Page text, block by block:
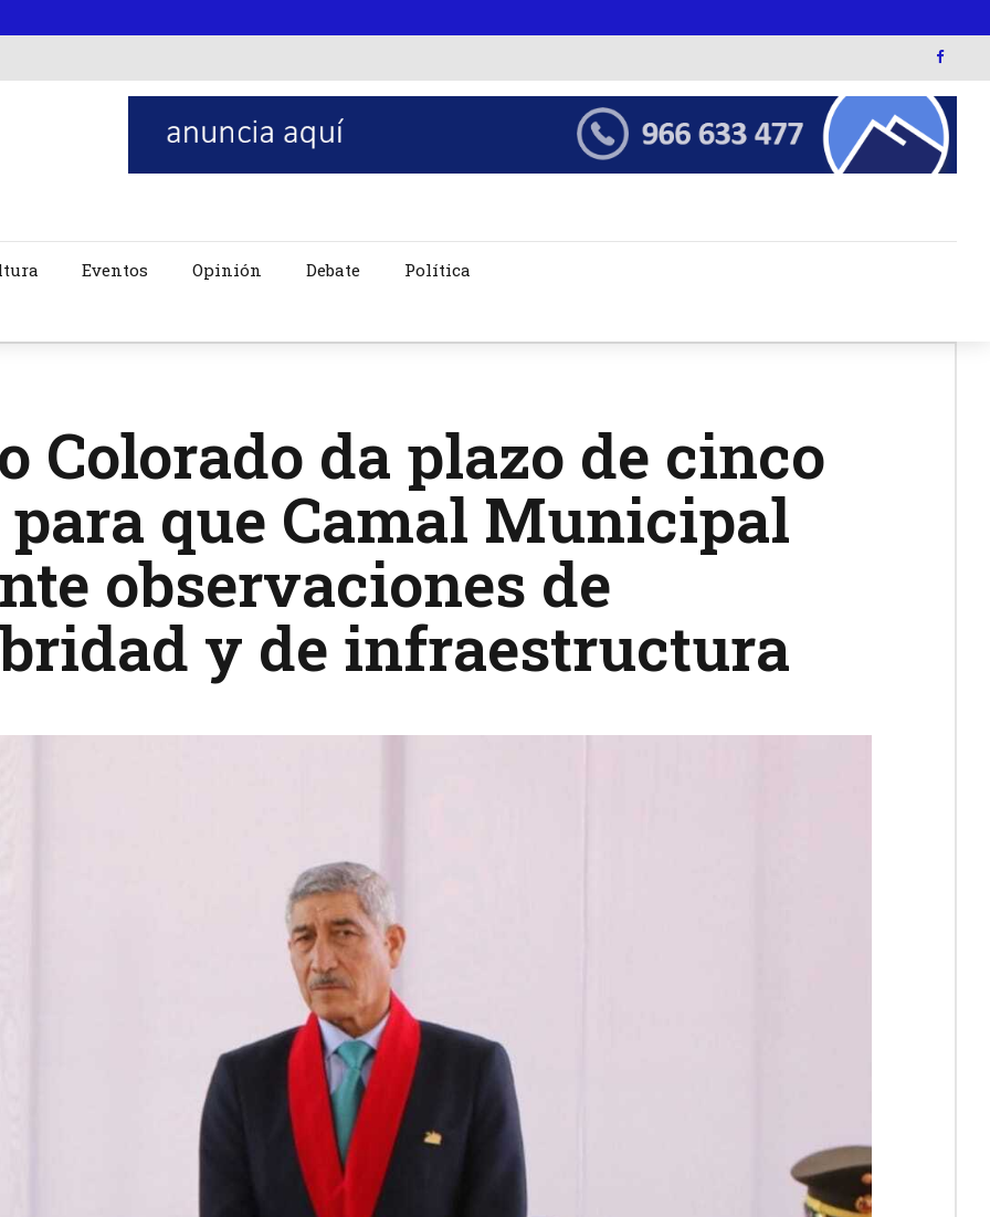
Eventos Opinión Debate Política
Colorado da plazo de cinco
que Camal Municipal
observaciones de
y de infraestructura